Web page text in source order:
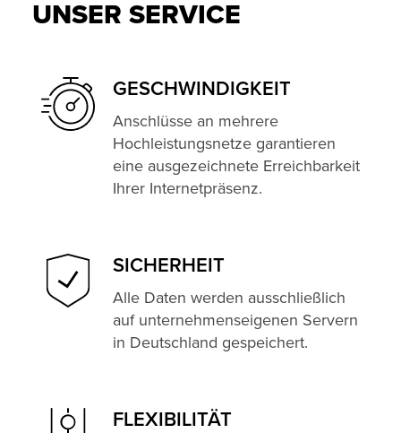
UNSER SERVICE
GESCHWINDIG­KEIT
Anschlüsse an mehrere
Hochleistungsnetze garantieren
eine ausgezeichnete Erreichbarkeit
Ihrer Internetpräsenz.
SICHERHEIT
Alle Daten werden ausschließlich
auf unternehmenseigenen Servern
in Deutschland gespeichert.
FLEXIBILITÄT